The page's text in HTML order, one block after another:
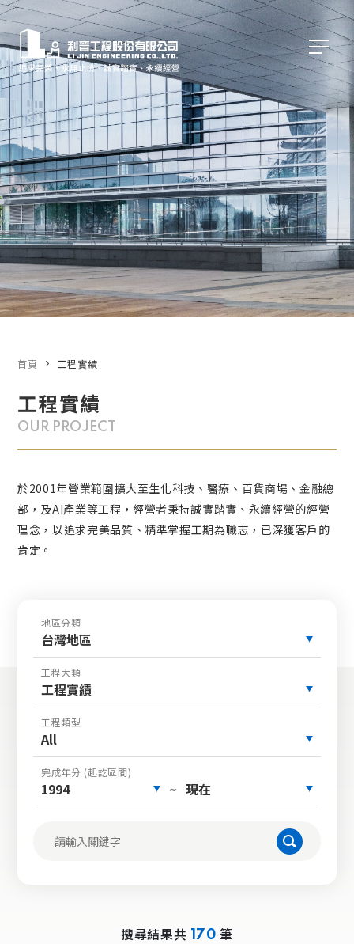
工程實績
OUR PROJECT
於2001年營業範圍擴大至生化科技、醫療、百貨商場、金融總
部，及AI產業等工程，經營者秉持誠實踏實、永續經營的經營
理念，以追求完美品質、精準掌握工期為職志，已深獲客戶的
肯定。
首頁 工程實績
地區分類
台灣地區
工程大類
工程實績
工程類型
All
完成年分 (起訖區間)
1994 ~ 現在
搜尋結果共 170 筆